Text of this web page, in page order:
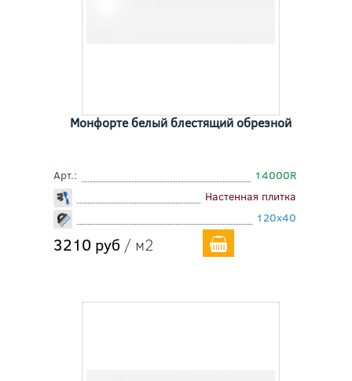
Монфорте белый блестящий обрезной
Арт.:
14000R
Настенная плитка
120x40
3210 руб / м2